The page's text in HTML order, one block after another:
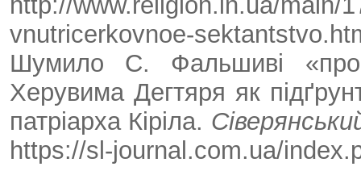
vnutricerkovnoe-
Шумило С. Фальшиві
Херувима Дегтяря як
патріарха Кіріла.
https://sl-journal.com.ua/